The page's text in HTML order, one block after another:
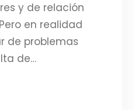
y de relación
en realidad
de problemas
de…